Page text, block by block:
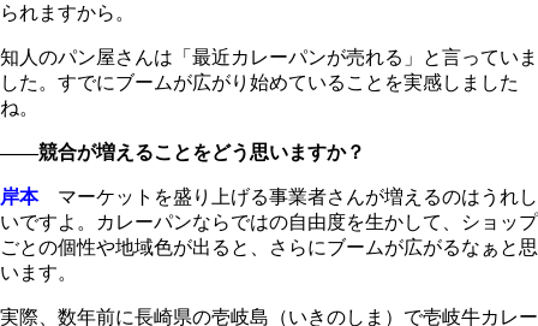
られますから。
知人のパン屋さんは「最近カレーパンが売れる」と言っていま
した。すでにブームが広がり始めていることを実感しました
ね。
――競合が増えることをどう思いますか？
岸本マーケットを盛り上げる事業者さんが増えるのはうれし
いですよ。カレーパンならではの自由度を生かして、ショップ
ごとの個性や地域色が出ると、さらにブームが広がるなぁと思
います。
実際、数年前に長崎県の壱岐島（いきのしま）で壱岐牛カレー